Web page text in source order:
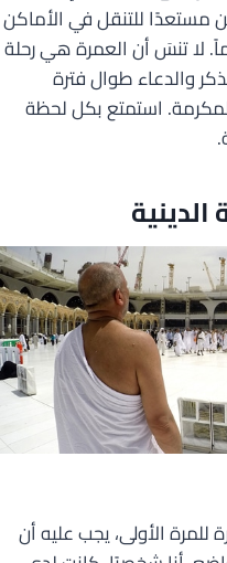
مستعدًا للتنقل في الأماكن
لا تنسَ أن العمرة هي رحلة
والدعاء طوال فترة
استمتع بكل لحظة
للمرة الأولى، يجب عليه أن